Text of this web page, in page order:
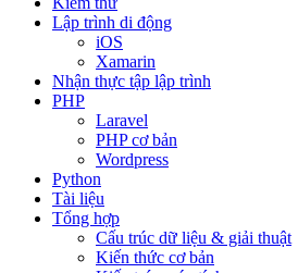
Lập trình di động
iOS
Xamarin
Nhận thực tập lập trình
PHP
Laravel
PHP cơ bản
Wordpress
Python
Tài liệu
Tổng hợp
Cấu trúc dữ liệu & giải thuật
Kiến thức cơ bản